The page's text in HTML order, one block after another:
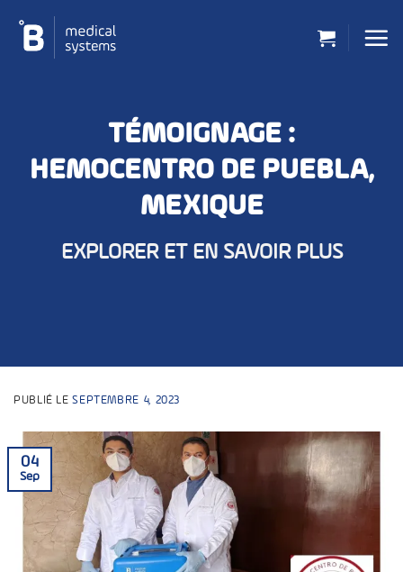
contenu
TÉMOIGNAGE :
HEMOCENTRO DE PUEBLA,
MEXIQUE
EXPLORER ET EN SAVOIR PLUS
PUBLIÉ LESEPTEMBRE 4, 2023
04
Sep